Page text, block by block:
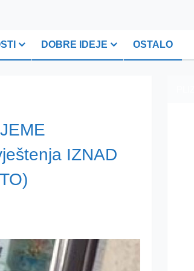
DOBRE IDEJE OSTALO
IZNAD